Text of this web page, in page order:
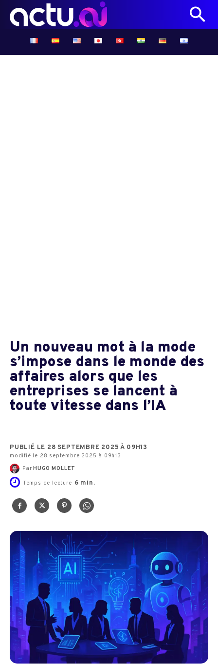
Un nouveau mot à la mode
s’impose dans le monde des
affaires alors que les
entreprises se lancent à
toute vitesse dans l’IA
PUBLIÉ LE 28 SEPTEMBRE 2025 À 09H13
modifié le 28 septembre 2025 à 09h13
Par HUGO MOLLET
Temps de lecture 6 min.